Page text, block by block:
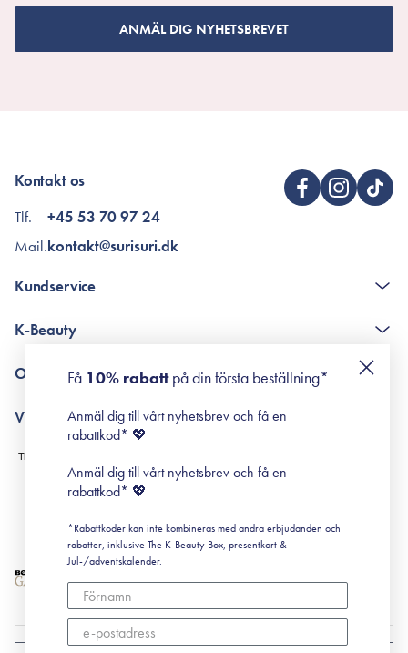
ANMÄL DIG NYHETSBREVET
Kontakt os
Tlf.
Mail.
+45 53 70 97 24
kontakt@surisuri.dk
Kundservice
Poängshop - frågor och svar
K-Beauty
Retinol för nybörjare
Om Surisuri
Black Friday
Villkor
Leverans & Retur
Köpvillkor
Prenumerationsvillkor
Cookiepolicy
Få 10% rabattpå din första beställning*
Anmäl dig till vårt nyhetsbrev och få en
rabattkod* 💖
Anmäl dig till vårt nyhetsbrev och få en
rabattkod* 💖
*Rabattkoder kan inte kombineras med andra erbjudanden och
rabatter, inklusive The K-Beauty Box, presentkort &
Jul-/adventskalender.